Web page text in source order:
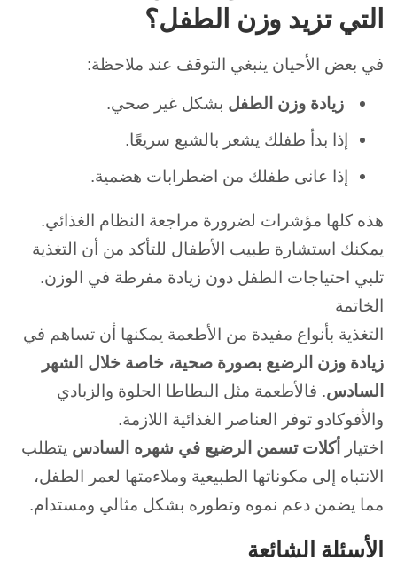
التي تزيد وزن الطفل؟
في بعض الأحيان ينبغي التوقف عند ملاحظة:
زيادة وزن الطفل بشكل غير صحي.
إذا بدأ طفلك يشعر بالشبع سريعًا.
إذا عانى طفلك من اضطرابات هضمية.
هذه كلها مؤشرات لضرورة مراجعة النظام الغذائي.
يمكنك استشارة طبيب الأطفال للتأكد من أن التغذية
تلبي احتياجات الطفل دون زيادة مفرطة في الوزن.
الخاتمة
التغذية بأنواع مفيدة من الأطعمة يمكنها أن تساهم في
زيادة وزن الرضيع بصورة صحية، خاصة خلال الشهر
السادس. فالأطعمة مثل البطاطا الحلوة والزبادي
والأفوكادو توفر العناصر الغذائية اللازمة.
اختيار
أكلات تسمن الرضيع في شهره السادس يتطلب
الانتباه إلى مكوناتها الطبيعية وملاءمتها لعمر الطفل،
مما يضمن دعم نموه وتطوره بشكل مثالي ومستدام.
الأسئلة الشائعة